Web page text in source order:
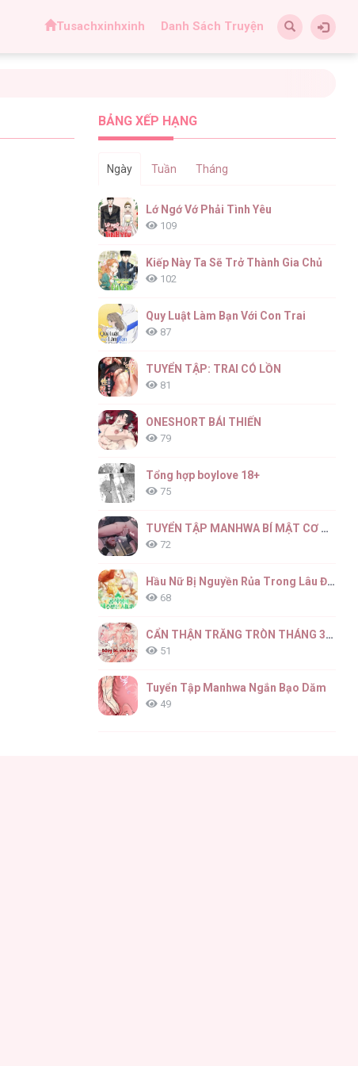
Tusachxinhxinh Danh Sách Truyện
BẢNG XẾP HẠNG
Ngày Tuần Tháng
Lớ Ngớ Vớ Phải Tình Yêu
109
Kiếp Này Ta Sẽ Trở Thành Gia Chủ
102
Quy Luật Làm Bạn Với Con Trai
87
TUYỂN TẬP: TRAI CÓ LỒN
81
ONESHORT BÁI THIẾN
79
Tổng hợp boylove 18+
75
TUYỂN TẬP MANHWA BÍ MẬT CƠ THỂ
72
Hầu Nữ Bị Nguyền Rủa Trong Lâu Đài Của Công Tước
68
CẨN THẬN TRĂNG TRÒN THÁNG 3 ĐẤY
51
Tuyển Tập Manhwa Ngắn Bạo Dăm
49